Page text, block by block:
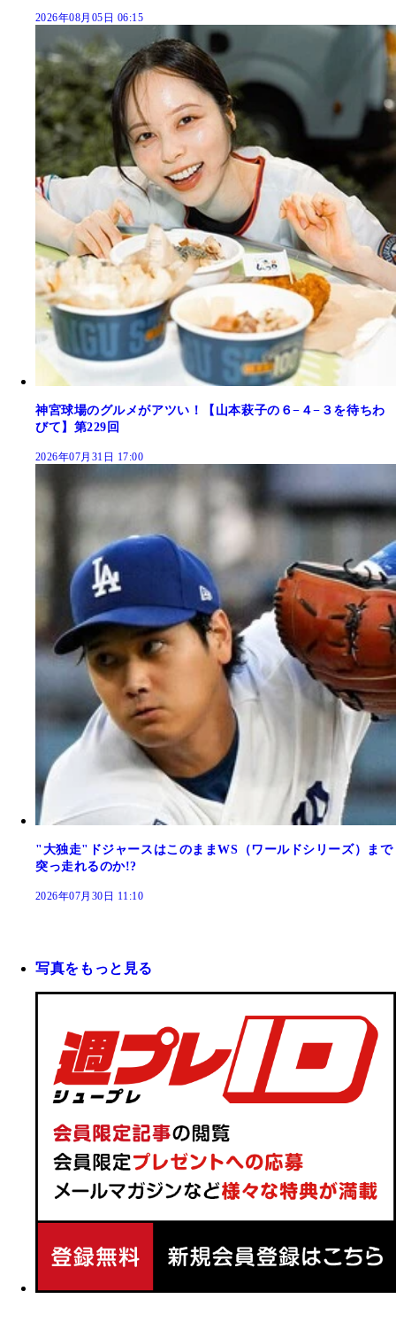
2026年08月05日 06:15
神宮球場のグルメがアツい！【山本萩子の６−４−３を待ちわ
びて】第229回
2026年07月31日 17:00
"大独走"ドジャースはこのままWS（ワールドシリーズ）まで
突っ走れるのか!?
2026年07月30日 11:10
写真をもっと見る